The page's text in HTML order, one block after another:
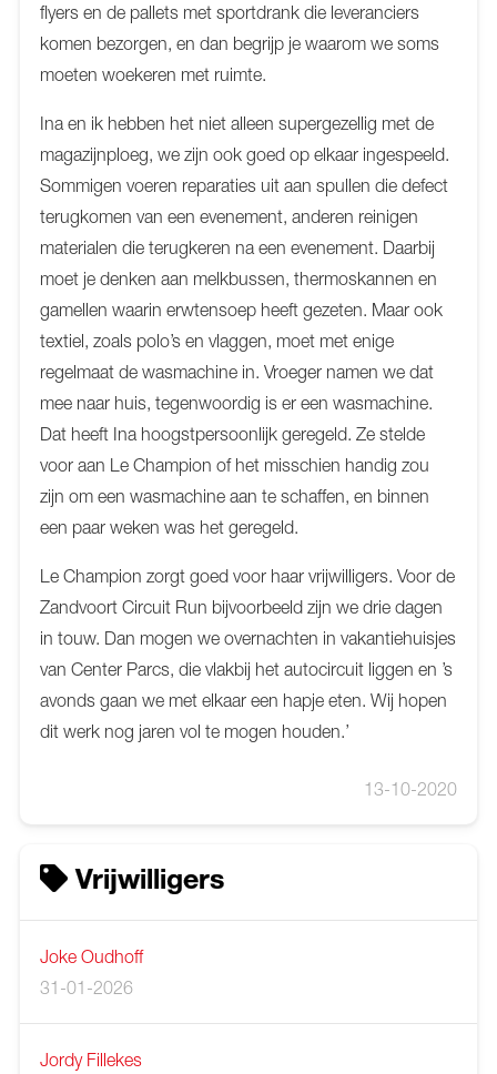
flyers en de pallets met sportdrank die leveranciers
komen bezorgen, en dan begrijp je waarom we soms
moeten woekeren met ruimte.
Ina en ik hebben het niet alleen supergezellig met de
magazijnploeg, we zijn ook goed op elkaar ingespeeld.
Sommigen voeren reparaties uit aan spullen die defect
terugkomen van een evenement, anderen reinigen
materialen die terugkeren na een evenement. Daarbij
moet je denken aan melkbussen, thermoskannen en
gamellen waarin erwtensoep heeft gezeten. Maar ook
textiel, zoals polo’s en vlaggen, moet met enige
regelmaat de wasmachine in. Vroeger namen we dat
mee naar huis, tegenwoordig is er een wasmachine.
Dat heeft Ina hoogstpersoonlijk geregeld. Ze stelde
voor aan Le Champion of het misschien handig zou
zijn om een wasmachine aan te schaffen, en binnen
een paar weken was het geregeld.
Le Champion zorgt goed voor haar vrijwilligers. Voor de
Zandvoort Circuit Run bijvoorbeeld zijn we drie dagen
in touw. Dan mogen we overnachten in vakantiehuisjes
van Center Parcs, die vlakbij het autocircuit liggen en ’s
avonds gaan we met elkaar een hapje eten. Wij hopen
dit werk nog jaren vol te mogen houden.’
13-10-2020
Vrijwilligers
Joke Oudhoff
31-01-2026
Jordy Fillekes